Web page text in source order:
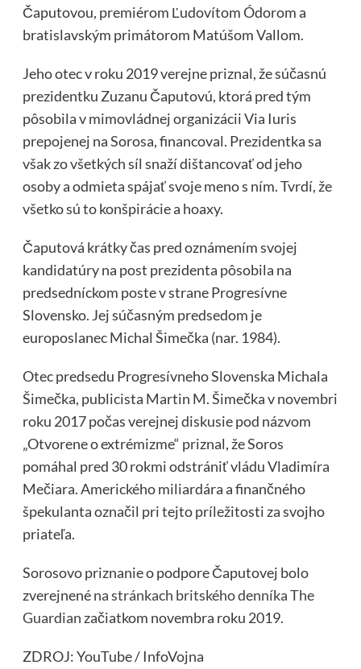
Čaputovou, premiérom Ľudovítom Ódorom a
bratislavským primátorom Matúšom Vallom.
Jeho otec v roku 2019 verejne priznal, že súčasnú
prezidentku Zuzanu Čaputovú, ktorá pred tým
pôsobila v mimovládnej organizácii Via Iuris
prepojenej na Sorosa, financoval. Prezidentka sa
však zo všetkých síl snaží dištancovať od jeho
osoby a odmieta spájať svoje meno s ním. Tvrdí, že
všetko sú to konšpirácie a hoaxy.
Čaputová krátky čas pred oznámením svojej
kandidatúry na post prezidenta pôsobila na
predsedníckom poste v strane Progresívne
Slovensko. Jej súčasným predsedom je
europoslanec Michal Šimečka (nar. 1984).
Otec predsedu Progresívneho Slovenska Michala
Šimečka, publicista Martin M. Šimečka v novembri
roku 2017 počas verejnej diskusie pod názvom
„Otvorene o extrémizme“ priznal, že Soros
pomáhal pred 30 rokmi odstrániť vládu Vladimíra
Mečiara. Amerického miliardára a finančného
špekulanta označil pri tejto príležitosti za svojho
priateľa.
Sorosovo priznanie o podpore Čaputovej bolo
zverejnenéna stránkach britského denníka The
Guardian začiatkom novembra roku 2019.
ZDROJ: YouTube / InfoVojna